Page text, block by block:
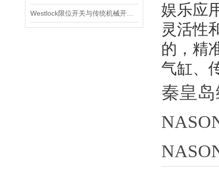
娱乐应
灵活性
的，精
气缸、
秦皇